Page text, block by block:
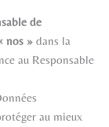
de
nos » dans la
au Responsable
au mieux